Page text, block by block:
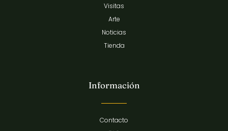
Visitas
Arte
Noticias
Tienda
Información
Contacto